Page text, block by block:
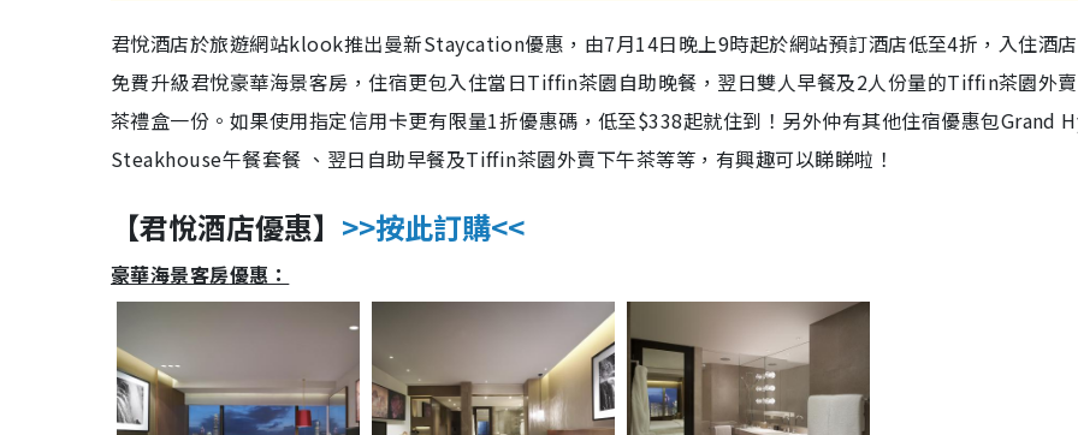
君悅酒店於旅遊網站klook推出曼新Staycation優惠， 由7月14日晚上9時起於網站預訂酒店低至4折，入住酒
免費升級君悅豪華海景客房，住宿更包入住當日Tiffin茶園自助晚餐 ，翌日雙人早餐及2人份量的Tiffin茶園外
茶禮盒一份。如果使用指定信用卡更有限量1折優惠碼，低至$338起就住到！另外仲有其他住宿優惠包Grand
Steakhouse午餐套餐 、翌日自助早餐及Tiffin茶園外賣下午茶等等，有興趣可以睇睇啦！
【君悅酒店優惠】 >>按此訂購<<
豪華海景客房優惠：